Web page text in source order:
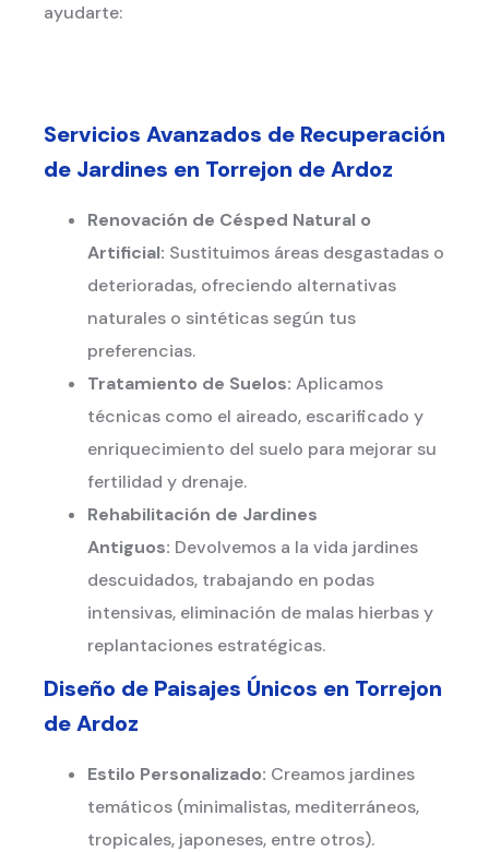
ayudarte:
Servicios Avanzados de Recuperación
de Jardines en Torrejon de Ardoz
Renovación de Césped Natural o
Artificial: Sustituimos áreas desgastadas o
deterioradas, ofreciendo alternativas
naturales o sintéticas según tus
preferencias.
Tratamiento de Suelos: Aplicamos
técnicas como el aireado, escarificado y
enriquecimiento del suelo para mejorar su
fertilidad y drenaje.
Rehabilitación de Jardines
Antiguos: Devolvemos a la vida jardines
descuidados, trabajando en podas
intensivas, eliminación de malas hierbas y
replantaciones estratégicas.
Diseño de Paisajes Únicos en Torrejon
de Ardoz
Estilo Personalizado: Creamos jardines
temáticos (minimalistas, mediterráneos,
tropicales, japoneses, entre otros).